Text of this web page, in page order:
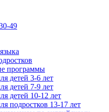
49
программы
детей 3-6 лет
детей 7-9 лет
детей 10-12 лет
подростков 13-17 лет